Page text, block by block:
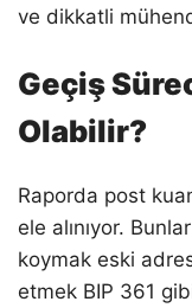
ve dikkatli
Geçiş
Olabilir?
Raporda post
ele alınıyor.
koymak eski
etmek BIP 361